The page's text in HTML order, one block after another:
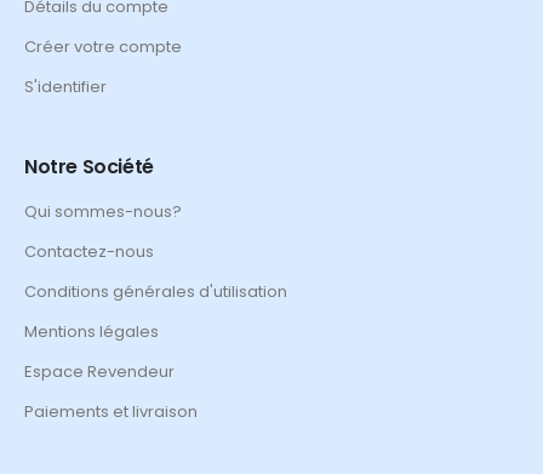
Détails du compte
Créer votre compte
S'identifier
Notre Société
Qui sommes-nous?
Contactez-nous
Conditions générales d'utilisation
Mentions légales
Espace Revendeur
Paiements et livraison